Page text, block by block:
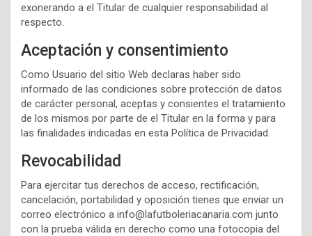
exonerando a el Titular de cualquier responsabilidad al
respecto.
Aceptación y consentimiento
Como Usuario del sitio Web declaras haber sido
informado de las condiciones sobre protección de datos
de carácter personal, aceptas y consientes el tratamiento
de los mismos por parte de el Titular en la forma y para
las finalidades indicadas en esta Política de Privacidad.
Revocabilidad
Para ejercitar tus derechos de acceso, rectificación,
cancelación, portabilidad y oposición tienes que enviar un
correo electrónico a info@lafutboleriacanaria.com junto
con la prueba válida en derecho como una fotocopia del